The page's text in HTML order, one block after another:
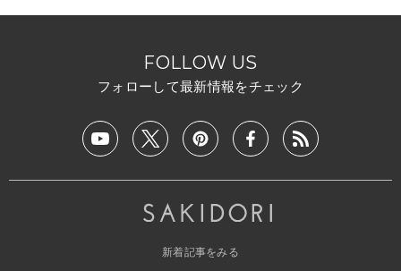
FOLLOW US
フォローして最新情報をチェック
新着記事をみる